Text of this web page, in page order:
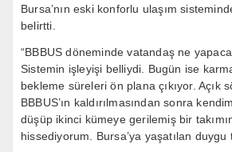
Bursa’nın eski konforlu ulaşım
belirtti.
“BBBUS döneminde vatandaş ne
Sistemin işleyişi belliydi. Bugün ise
bekleme süreleri ön plana çıkıyor. Açık
BBBUS’ın kaldırılmasından sonra
düşüp ikinci kümeye gerilemiş bir
hissediyorum. Bursa’ya yaşatılan duygu